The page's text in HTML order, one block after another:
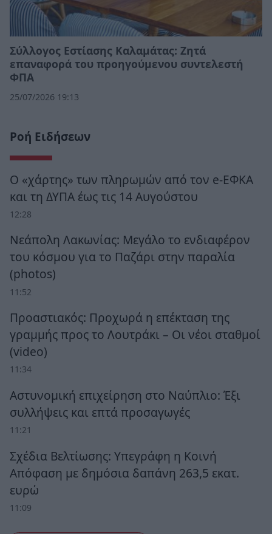
Σύλλογος Εστίασης Καλαμάτας: Ζητά
επαναφορά του προηγούμενου συντελεστή
ΦΠΑ
25/07/2026 19:13
Ροή Ειδήσεων
Ο «χάρτης» των πληρωμών από τον e-ΕΦΚΑ
και τη ΔΥΠΑ έως τις 14 Αυγούστου
12:28
Νεάπολη Λακωνίας: Μεγάλο το ενδιαφέρον
του κόσμου για το Παζάρι στην παραλία
(photos)
11:52
Προαστιακός: Προχωρά η επέκταση της
γραμμής προς το Λουτράκι – Οι νέοι σταθμοί
(video)
11:34
Αστυνομική επιχείρηση στο Ναύπλιο: Έξι
συλλήψεις και επτά προσαγωγές
11:21
Σχέδια Βελτίωσης: Υπεγράφη η Κοινή
Απόφαση με δημόσια δαπάνη 263,5 εκατ.
ευρώ
11:09